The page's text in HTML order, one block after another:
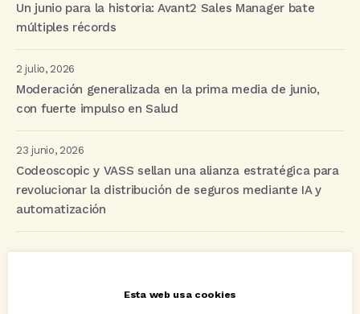
Un junio para la historia: Avant2 Sales Manager bate
múltiples récords
2 julio, 2026
Moderación generalizada en la prima media de junio,
con fuerte impulso en Salud
23 junio, 2026
Codeoscopic y VASS sellan una alianza estratégica para
revolucionar la distribución de seguros mediante IA y
automatización
Esta web usa cookies